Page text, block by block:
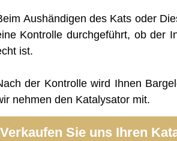
Aushändigen des Kats oder
Kontrolle durchgeführt, ob der
ist.
der Kontrolle wird Ihnen
nehmen den Katalysator mit.
Verkaufen Sie uns Ihren